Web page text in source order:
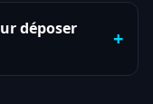
déposer
+